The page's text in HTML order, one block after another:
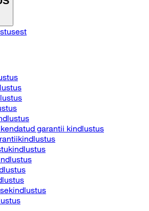
garantii kindlustus